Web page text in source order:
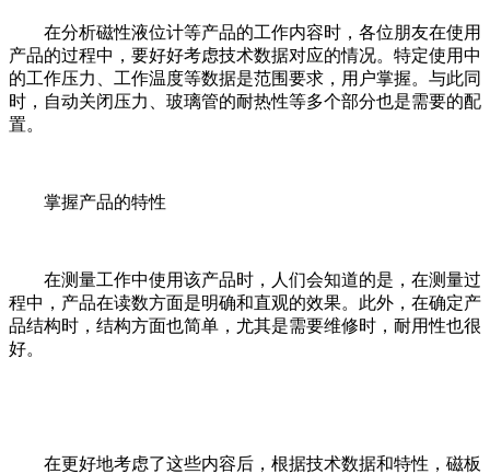
在分析磁性液位计等产品的工作内容时，各位朋友在使用
产品的过程中，要好好考虑技术数据对应的情况。特定使用中
的工作压力、工作温度等数据是范围要求，用户掌握。与此同
时，自动关闭压力、玻璃管的耐热性等多个部分也是需要的配
置。
掌握产品的特性
在测量工作中使用该产品时，人们会知道的是，在测量过
程中，产品在读数方面是明确和直观的效果。此外，在确定产
品结构时，结构方面也简单，尤其是需要维修时，耐用性也很
好。
在更好地考虑了这些内容后，根据技术数据和特性，磁板